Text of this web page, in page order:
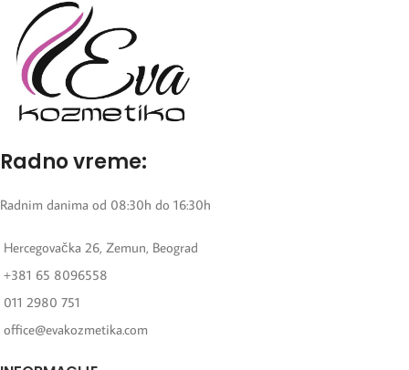
Radno vreme:
Radnim danima od 08:30h do 16:30h
Hercegovačka 26, Zemun, Beograd
+381 65 8096558
011 2980 751
office@evakozmetika.com